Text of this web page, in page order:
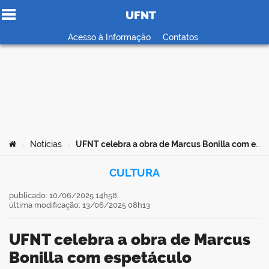
Ir para o conteúdo
UFNT
Acesso à Informação Contatos
Você está aqui:
Notícias UFNT celebra a obra de Marcus Bonilla com espetáculo acústico em Tocantinópolis (TO)
CULTURA
UFNT celebra a obra de Marcus
Bonilla com espetáculo
publicado: 10/06/2025 14h58,
última modificação: 13/06/2025 08h13